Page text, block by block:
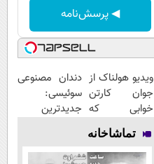
◀ پرسش‌نامه
ویدیو هولناک از
جوان کارتن
خوابی که
میلیاردر شد.
آموزش رایگان
دندان مصنوعی
سوئیسی:
جدیدترین
پرداخت قسطی
تماشاخانه